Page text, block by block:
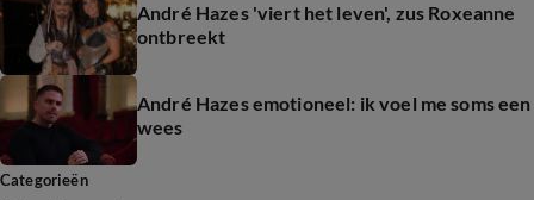
André Hazes 'viert het leven', zus Roxeanne
ontbreekt
André Hazes emotioneel: ik voel me soms een
wees
Categorieën